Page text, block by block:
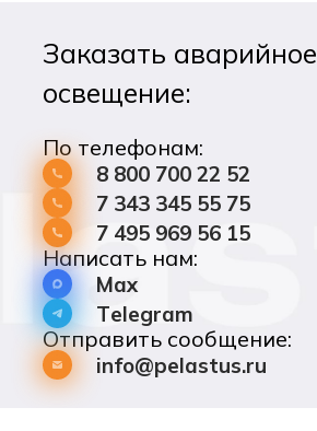
Заказать аварийное
освещение:
По телефонам:
8 800 700 22 52
7 343 345 55 75
7 495 969 56 15
Написать нам:
Max
Telegram
Отправить сообщение:
info@pelastus.ru